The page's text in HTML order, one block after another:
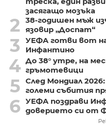
засягащо мозъка
2
38-годишен мъж
язовир „Доспат“
3
УЕФА готви вот
Инфантино
4 До 38° утре, на
гръмотевици
5 След Мондиал
големи събития
6 УЕФА поздрави
доверието си от